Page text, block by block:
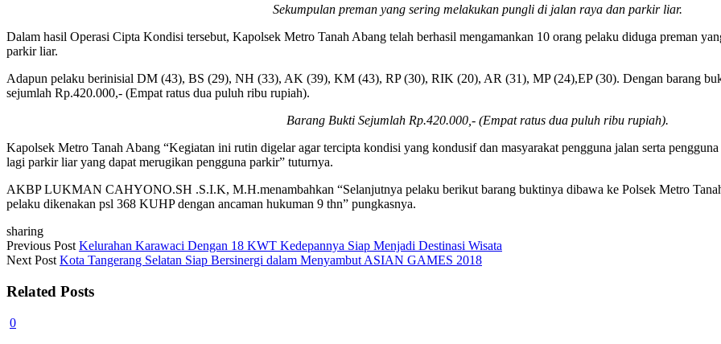
Sekumpulan preman yang sering melakukan pungli di jalan raya dan parkir liar.
Dalam hasil Operasi Cipta Kondisi tersebut, Kapolsek Metro Tanah Abang telah berhasil mengamankan 10 orang pelaku diduga preman
parkir liar.
Adapun pelaku berinisial DM (43), BS (29), NH (33), AK (39), KM (43), RP (30), RIK (20), AR (31), MP (24),EP (30). Dengan barang
sejumlah Rp.420.000,- (Empat ratus dua puluh ribu rupiah).
Barang Bukti Sejumlah Rp.420.000,- (Empat ratus dua puluh ribu rupiah).
Kapolsek Metro Tanah Abang “Kegiatan ini rutin digelar agar tercipta kondisi yang kondusif dan masyarakat pengguna jalan serta
lagi parkir liar yang dapat merugikan pengguna parkir” tuturnya.
AKBP LUKMAN CAHYONO.SH .S.I.K, M.H.menambahkan “Selanjutnya pelaku berikut barang buktinya dibawa ke Polsek Metro
pelaku dikenakan psl 368 KUHP dengan ancaman hukuman 9 thn” pungkasnya.
sharing
Post
navigation
Previous Post Kelurahan Karawaci Dengan 18 KWT Kedepannya Siap Menjadi Destinasi Wisata
Next Post Kota Tangerang Selatan Siap Bersinergi dalam Menyambut ASIAN GAMES 2018
Related Posts
0